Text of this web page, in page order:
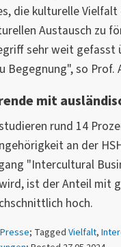
die kulturelle Vielfalt
Austausch zu
sehr weit gefasst
Begegnung", so Prof.
mit
rund 14
an der
"Intercultural
ist der Anteil mit
hoch.
Presse; Tagged Vielfalt,